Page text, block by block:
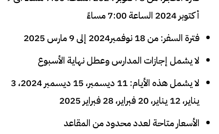
أكتوبر 2024 الساعة 7:00 مساءً​
فترة السفر: من 18 نوفمبر2024 إلى 9 مارس 2025​
لا يشمل إجازات المدارس وعطل نهاية الأسبوع​
لا يشمل هذه الأيام: 11 ديسمبر، 15 ديسمبر 2024، 3
يناير، 12 يناير، 20 فبراير، 28 فبراير 2025​
الأسعار متاحة لعدد محدود من المقاعد